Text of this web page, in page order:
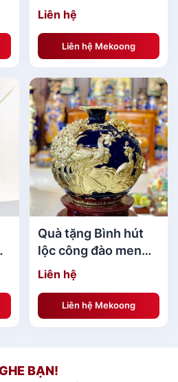
Nghiệp Cao Cấp[/caption]
Quà Tri Ân
MKQTA08
Liên hệ
Liên hệ Mekoong
Quà tặng Bình hút
lộc công đào men
coban Trần Độ dát
Liên hệ
Liên hệ Mekoong
BẠN!